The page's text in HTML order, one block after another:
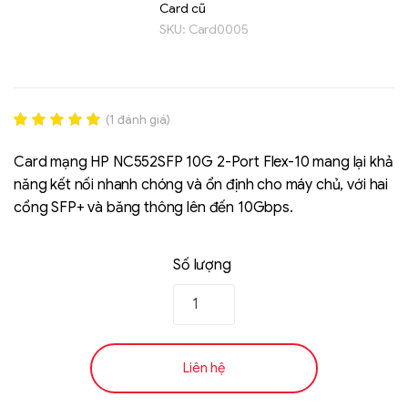
Card cũ
SKU: Card0005
out of 5
based on
đánh giá
(1 đánh giá)
Card mạng HP NC552SFP 10G 2-Port Flex-10 mang lại khả
năng kết nối nhanh chóng và ổn định cho máy chủ, với hai
cổng SFP+ và băng thông lên đến 10Gbps.
Số lượng
Liên hệ